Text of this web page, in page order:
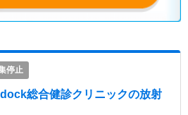
停止
総合健診クリニックの放射